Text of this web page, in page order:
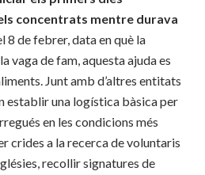
concentrats mentre durava
8 de febrer, data en què la
vaga de fam, aquesta ajuda es
Junt amb d’altres entitats
establir una logística bàsica per
en les condicions més
crides a la recerca de voluntaris
recollir signatures de